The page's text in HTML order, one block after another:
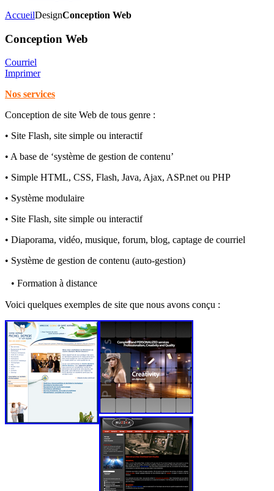
AccueilDesignConception Web
Conception Web
Courriel
Imprimer
Nos services
Conception de site Web de tous genre :
• Site Flash, site simple ou interactif
• A base de ‘système de gestion de contenu’
• Simple HTML, CSS, Flash, Java, Ajax, ASP.net ou PHP
• Système modulaire
• Site Flash, site simple ou interactif
• Diaporama, vidéo, musique, forum, blog, captage de courriel
• Système de gestion de contenu (auto-gestion)
• Formation à distance
Voici quelques exemples de site que nous avons conçu :